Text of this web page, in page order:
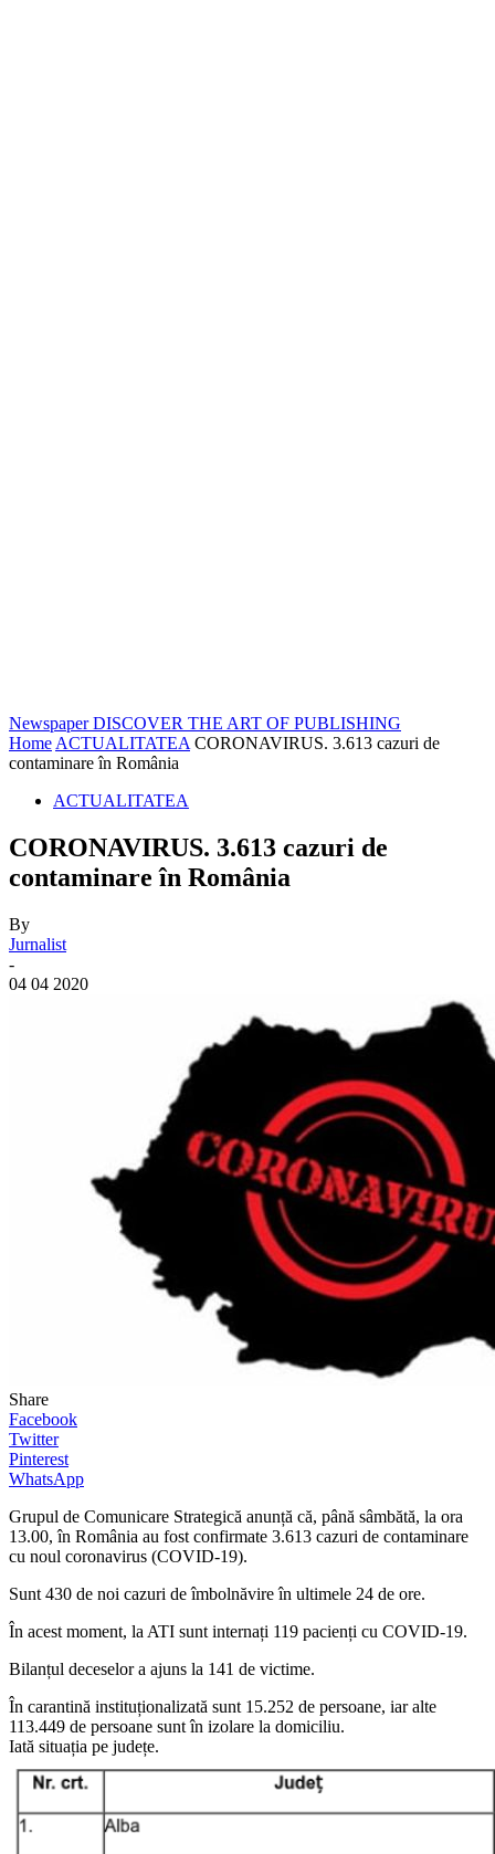
Newspaper DISCOVER THE ART OF PUBLISHING
Home ACTUALITATEA CORONAVIRUS. 3.613 cazuri de
contaminare în România
ACTUALITATEA
CORONAVIRUS. 3.613 cazuri de
contaminare în România
By
Jurnalist
-
04 04 2020
Share
Facebook
Twitter
Pinterest
WhatsApp
Grupul de Comunicare Strategică anunță că, până sâmbătă, la ora
13.00, în România au fost confirmate 3.613 cazuri de contaminare
cu noul coronavirus (COVID-19).
Sunt 430 de noi cazuri de îmbolnăvire în ultimele 24 de ore.
În acest moment, la ATI sunt internați 119 pacienți cu COVID-19.
Bilanțul deceselor a ajuns la 141 de victime.
În carantină instituționalizată sunt 15.252 de persoane, iar alte
113.449 de persoane sunt în izolare la domiciliu.
Iată situația pe județe.